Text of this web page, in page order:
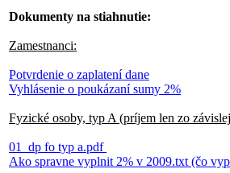
Dokumenty na stiahnutie:
Zamestnanci:
Potvrdenie o zaplatení dane
Vyhlásenie o poukázaní sumy 2%
Fyzické osoby, typ A (príjem len zo
01_dp fo typ a.pdf
Ako spravne vyplnit 2% v 2009.txt (čo